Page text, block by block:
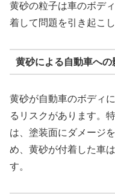
黄砂の粒子は車のボデ
着して問題を引き起こし
黄砂による自動車への
黄砂が自動車のボディ
るリスクがあります。
は、塗装面にダメージ
め、黄砂が付着した車
す。